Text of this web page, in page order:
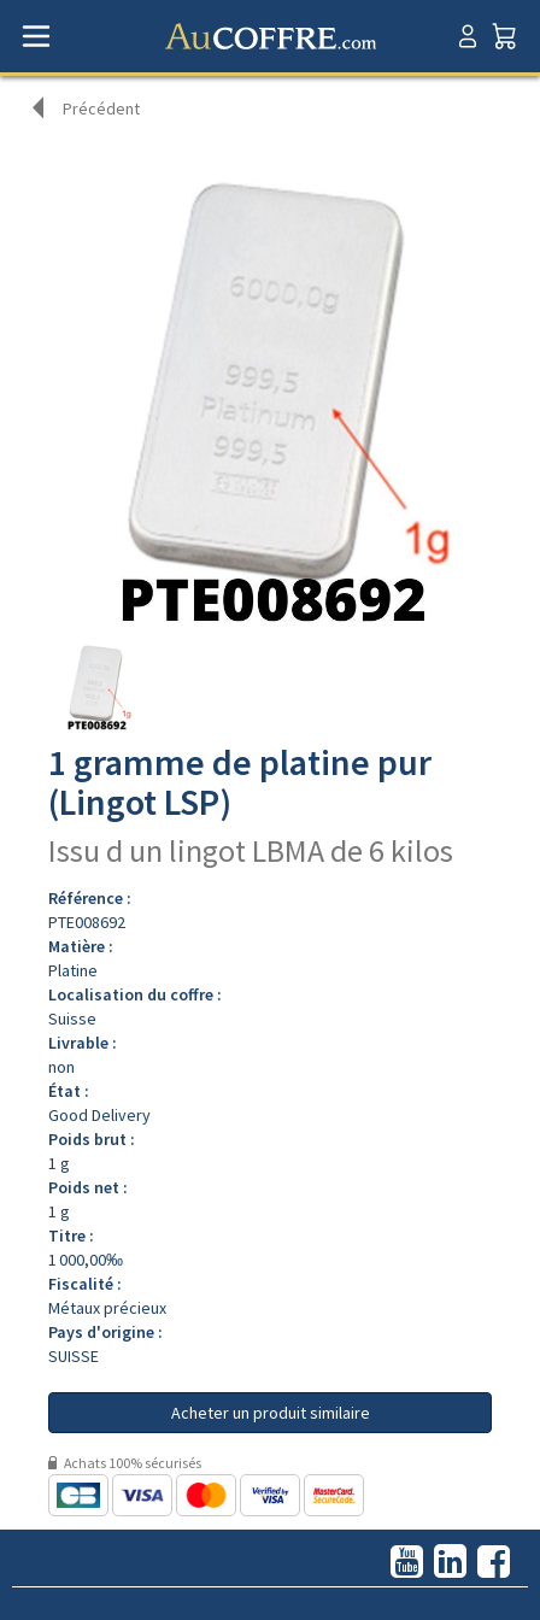
Précédent
produit
1 gramme de platine pur
(Lingot LSP)
Issu d un lingot LBMA de 6 kilos
Référence :
PTE008692
Matière :
Platine
Localisation du coffre :
Suisse
Livrable :
non
État :
Good Delivery
Poids brut :
1 g
Poids net :
1 g
Titre :
1 000,00‰
Fiscalité :
Métaux précieux
Pays d'origine :
SUISSE
Acheter un produit similaire
Achats 100% sécurisés